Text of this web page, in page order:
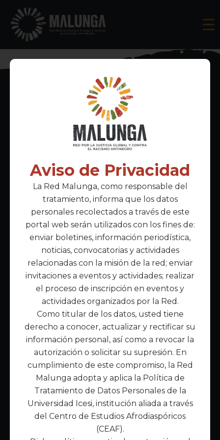
Inscríbete al boletín informativo
Acepto lapolítica de privacidad
Enlaces Principales
Inicio
Acerca de Malunga
Nuestra misión
Quiénes somos
Enlaces de interés
Publicaciones
Noticias
Contáctanos
Política de Tratamiento de Datos
Aviso de Privacidad
La Red Malunga, como responsable del
tratamiento, informa que los datos
personales recolectados a través de este
portal web serán utilizados con los fines de:
enviar boletines, información periodística,
noticias, convocatorias y actividades
relacionadas con la misión de la red; enviar
invitaciones a eventos y actividades; realizar
el proceso de inscripción en eventos y
actividades organizados por la Red.
Como titular de los datos, usted tiene
derecho a conocer, actualizar y rectificar su
información personal, así como a revocar la
autorización o solicitar su supresión. En
cumplimiento de este compromiso, la Red
Malunga adopta y aplica la Política de
Tratamiento de Datos Personales de la
Universidad Icesi, institución aliada a través
del Centro de Estudios Afrodiaspóricos
(CEAF).